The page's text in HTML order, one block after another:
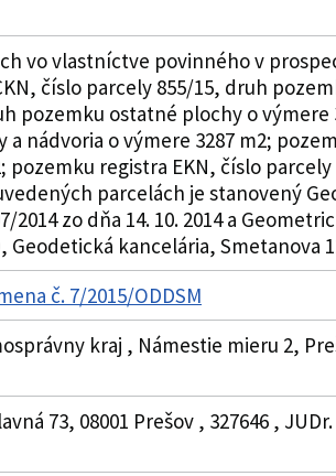
vo vlastníctve povinného v
číslo parcely 855/15, druh
pozemku ostatné plochy o
nádvoria o výmere 3287 m2;
registra EKN, číslo
parcelách je stanovený
zo dňa 14. 10. 2014 a
kancelária, Smetanova
č. 7/2015/ODDSM
kraj , Námestie mieru 2,
73, 08001 Prešov , 327646 ,